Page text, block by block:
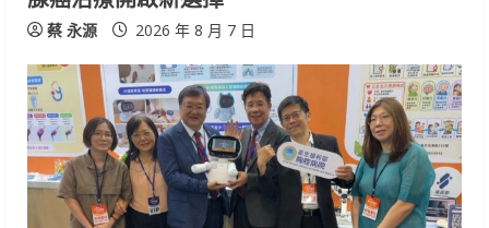
g 蔡 永源 2026 年 8 月 7 日